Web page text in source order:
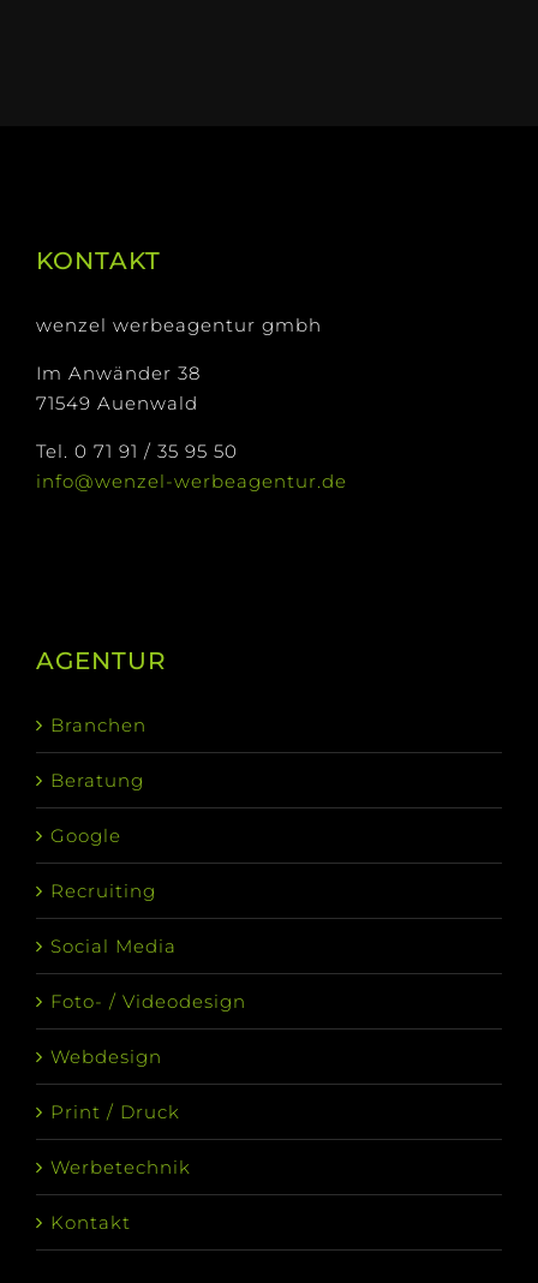
KONTAKT
wenzel werbeagentur gmbh
Im Anwänder 38
71549 Auenwald
Tel. 0 71 91 / 35 95 50
info@wenzel-werbeagentur.de
AGENTUR
Branchen
Beratung
Google
Recruiting
Social Media
Foto- / Videodesign
Webdesign
Print / Druck
Werbetechnik
Kontakt